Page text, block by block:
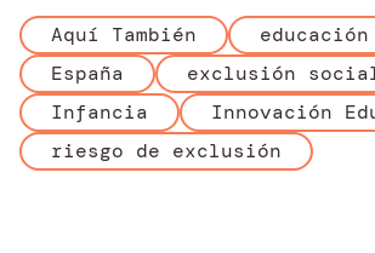
Aquí También
educación
España
exclusión
Infancia
Innovación
riesgo de exclusión